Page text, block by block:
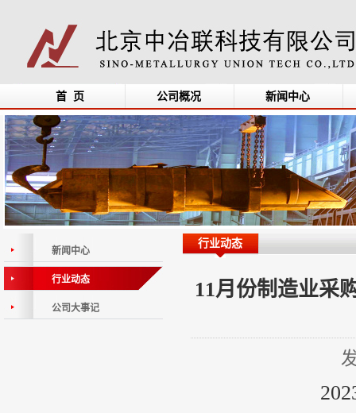
首 页 公司概况 新闻中心
新闻中心
行业动态
公司大事记
行业动态
11月份制造业采